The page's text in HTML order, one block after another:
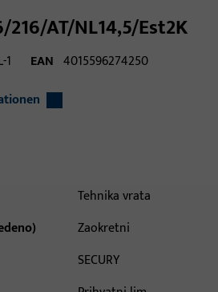
AT/NL14,5/Est2K
1 EAN 4015596274250
Tehnika vrata
Zaokretni
SECURY